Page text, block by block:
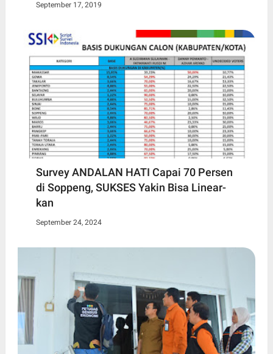
September 17, 2019
Survey ANDALAN HATI Capai 70 Persen
di Soppeng, SUKSES Yakin Bisa Linear-
kan
September 24, 2024